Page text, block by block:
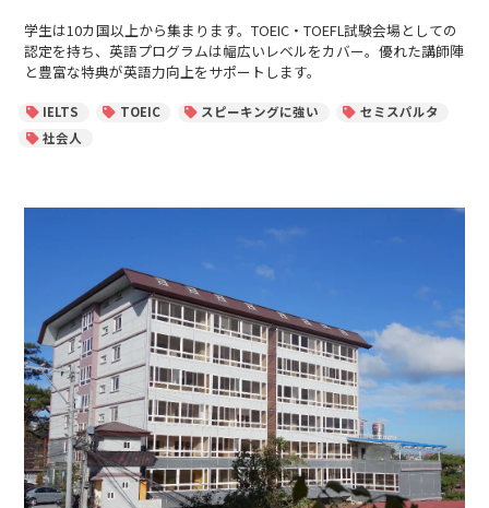
ー
学生は10カ国以上から集まります。TOEIC・TOEFL試験会場としての
認定を持ち、英語プログラムは幅広いレベルをカバー。優れた講師陣
と豊富な特典が英語力向上をサポートします。
IELTS TOEIC スピーキングに強い
セミスパルタ
社会人